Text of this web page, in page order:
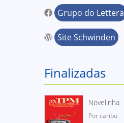
Grupo do Lettera
Site Schwinden
Finalizadas
Novelinha
Por caribu